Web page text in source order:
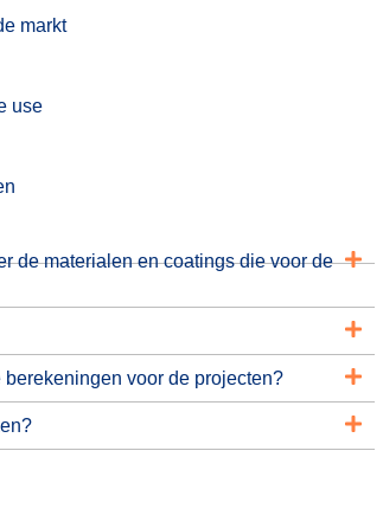
markt
use
de materialen en coatings die voor de
voor de projecten?